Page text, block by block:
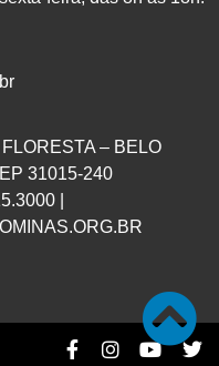
– BELO
31015-240
|